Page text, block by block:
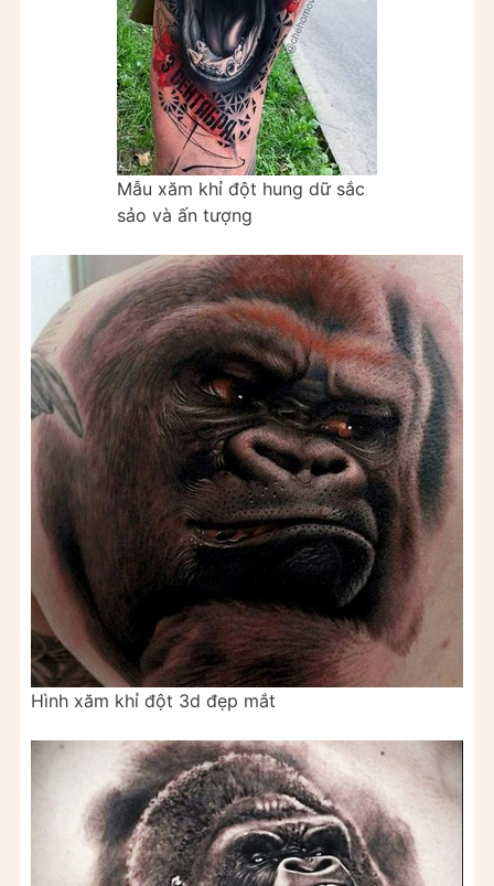
Mẫu xăm khỉ đột hung dữ sắc
sảo và ấn tượng
Hình xăm khỉ đột 3d đẹp mắt